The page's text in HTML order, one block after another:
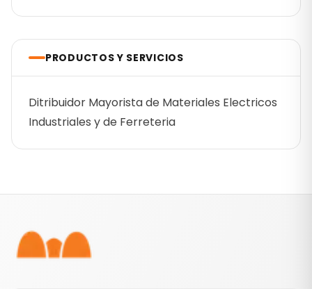
PRODUCTOS Y SERVICIOS
Ditribuidor Mayorista de Materiales Electricos
Industriales y de Ferreteria